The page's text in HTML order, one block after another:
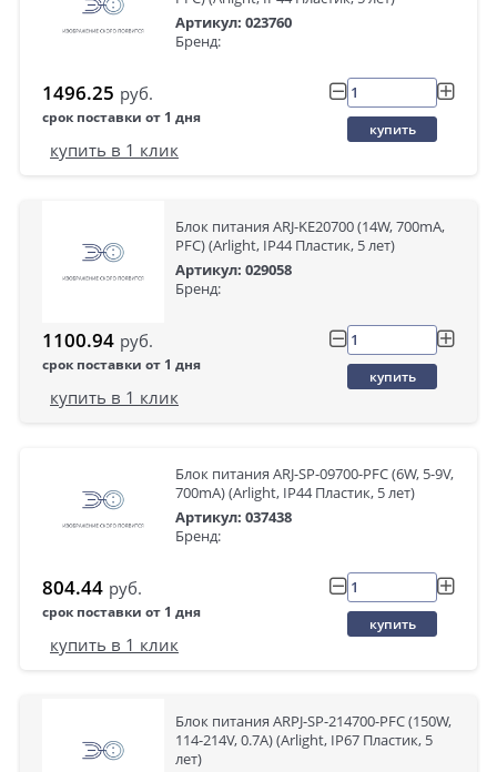
Артикул: 023760
Бренд:
1496.25 руб.
срок поставки от 1 дня
купить
купить в 1 клик
Блок питания ARJ-KE20700 (14W, 700mA,
PFC) (Arlight, IP44 Пластик, 5 лет)
Артикул: 029058
Бренд:
1100.94 руб.
срок поставки от 1 дня
купить
купить в 1 клик
Блок питания ARJ-SP-09700-PFC (6W, 5-9V,
700mA) (Arlight, IP44 Пластик, 5 лет)
Артикул: 037438
Бренд:
804.44 руб.
срок поставки от 1 дня
купить
купить в 1 клик
Блок питания ARPJ-SP-214700-PFC (150W,
114-214V, 0.7A) (Arlight, IP67 Пластик, 5
лет)